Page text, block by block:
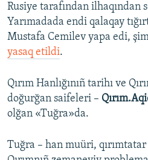
Rusiye tarafından ilhaqından
Yarımadada endi qalaqay
Mustafa Cemilev yapa edi,
yasaq etildi.
Qırım Hanlığınıñ tarihı ve
doğurğan saifeleri –
olğan «Tuğra»da.
Tuğra – han muüri,